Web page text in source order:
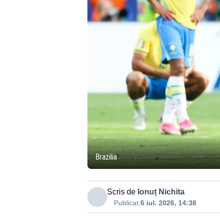
Brazilia
Scris de Ionuț Nichita
Publicat:6 iul. 2026, 14:38